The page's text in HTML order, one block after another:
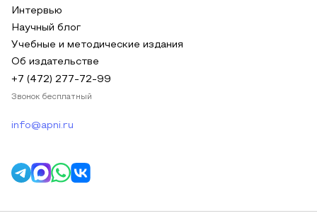
Интервью
Научный блог
Учебные и методические издания
Об издательстве
+7 (472) 277-72-99
Звонок бесплатный
info@apni.ru